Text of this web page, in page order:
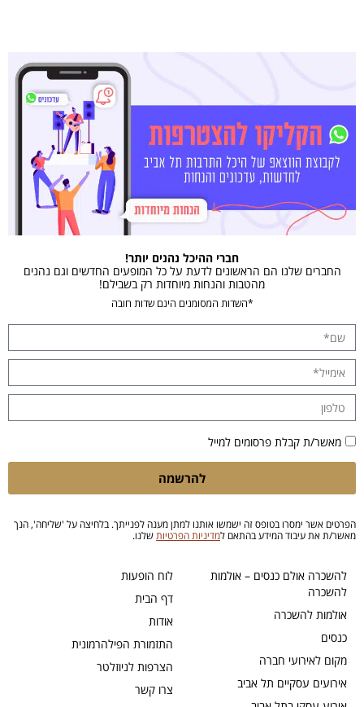
לוח הופעות
דף הבית
אודות
התזמורת הפילהרמונית
הצרפות לניוזלטר
צרו קשר
להשכרה אולם כנסים – אולמות
להשכרה
אולמות להשכרה
כנסים
מקום לאירועי חברה
אירועים עסקיים תל אביב
חברי ההיכל נהנים יותר!
החברים שלנו הם הראשונים לדעת על כל המופעים החדשים וגם נהנים
מהטבות והנחות מיוחדות רק בשבילם!
*השדות המסומנים הינם שדות חובה
מאשר/ת קבלת פרסומים למייל
להרשמה
הפרטים אשר ימסרו בטופס זה ישמשו אותנו למתן מענה לפנייתך. בלחיצה על 'שליחה', הנך
מאשר/ת את עיבוד המידע בהתאם למדיניות הפרטיות שלנו.